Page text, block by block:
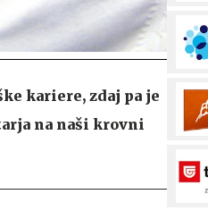
kariere, zdaj pa je
na naši krovni